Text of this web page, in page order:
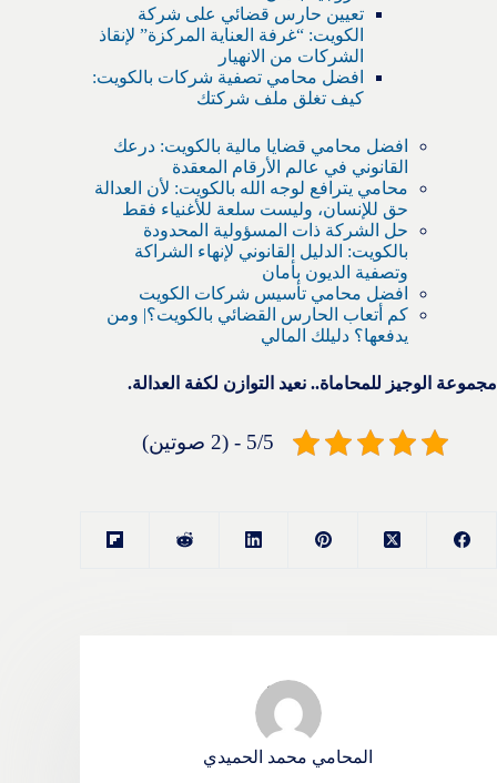
تعيين حارس قضائي على شركة
الكويت: “غرفة العناية المركزة” لإنقاذ
الشركات من الانهيار
افضل محامي تصفية شركات بالكويت:
كيف تغلق ملف شركتك
افضل محامي قضايا مالية بالكويت: درعك
القانوني في عالم الأرقام المعقدة
محامي يترافع لوجه الله بالكويت: لأن العدالة
حق للإنسان، وليست سلعة للأغنياء فقط
حل الشركة ذات المسؤولية المحدودة
بالكويت: الدليل القانوني لإنهاء الشراكة
وتصفية الديون بأمان
افضل محامي تأسيس شركات الكويت
كم أتعاب الحارس القضائي بالكويت؟| ومن
يدفعها؟ دليلك المالي
مجموعة الوجيز للمحاماة.. نعيد التوازن لكفة العدالة.
5/5 - (2 صوتين)
المحامي محمد الحميدي